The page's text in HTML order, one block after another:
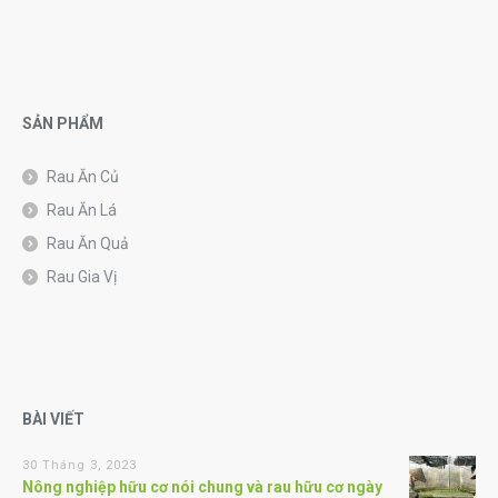
SẢN PHẨM
Rau Ăn Củ
Rau Ăn Lá
Rau Ăn Quả
Rau Gia Vị
BÀI VIẾT
30 Tháng 3, 2023
Nông nghiệp hữu cơ nói chung và rau hữu cơ ngày